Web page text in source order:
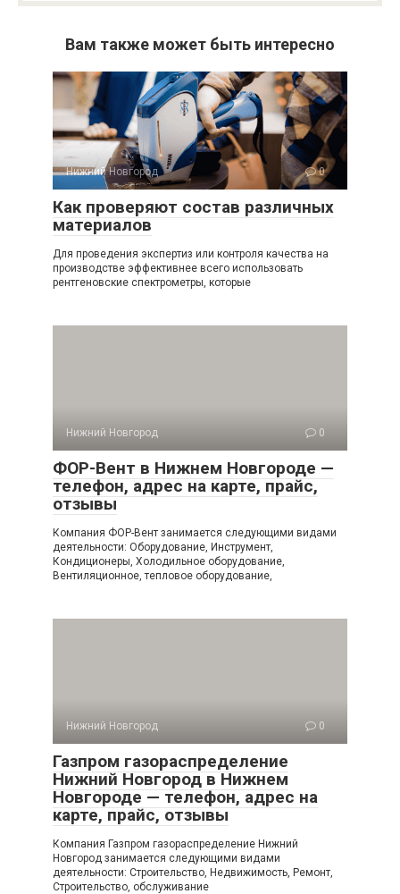
Вам также может быть интересно
Нижний Новгород 0
Как проверяют состав различных
материалов
Для проведения экспертиз или контроля качества на
производстве эффективнее всего использовать
рентгеновские спектрометры, которые
Нижний Новгород 0
ФОР-Вент в Нижнем Новгороде —
телефон, адрес на карте, прайс,
отзывы
Компания ФОР-Вент занимается следующими видами
деятельности: Оборудование, Инструмент,
Кондиционеры, Холодильное оборудование,
Вентиляционное, тепловое оборудование,
Нижний Новгород 0
Газпром газораспределение
Нижний Новгород в Нижнем
Новгороде — телефон, адрес на
карте, прайс, отзывы
Компания Газпром газораспределение Нижний
Новгород занимается следующими видами
деятельности: Строительство, Недвижимость, Ремонт,
Строительство, обслуживание